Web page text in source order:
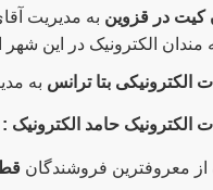
کیت در قزوین به مدیریت
مندان الکترونیک در این
بتا ترانس به
حامد الکترونیک :
از معروفترین فروشندگان